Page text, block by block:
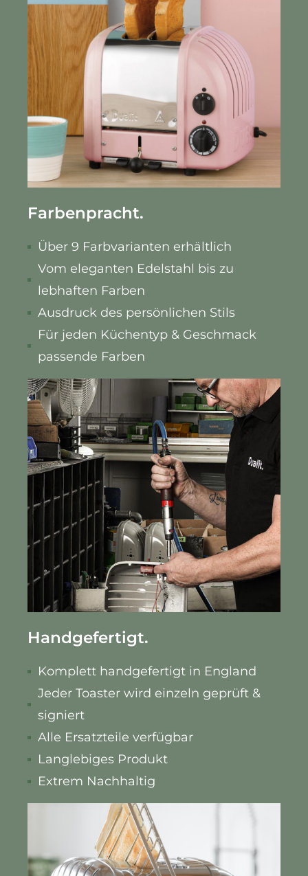
Farbenpracht.
Über 9 Farbvarianten erhältlich
Vom eleganten Edelstahl bis zu
lebhaften Farben
Ausdruck des persönlichen Stils
Für jeden Küchentyp & Geschmack
passende Farben
Handgefertigt.
Komplett handgefertigt in England
Jeder Toaster wird einzeln geprüft &
signiert
Alle Ersatzteile verfügbar
Langlebiges Produkt
Extrem Nachhaltig